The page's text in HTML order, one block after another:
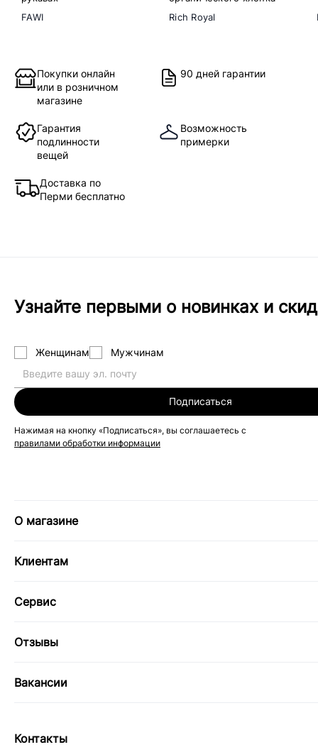
FAWI
Rich Royal
Покупки онлайн
или в розничном
магазине
90 дней гарантии
Гарантия
подлинности
вещей
Возможность
примерки
Доставка по
Перми бесплатно
Узнайте первыми о новинках и
Женщинам Мужчинам
Подписаться
Нажимая на кнопку «Подписаться», вы соглашаетесь с
правилами обработки информации
О магазине
Клиентам
Сервис
Отзывы
Вакансии
Контакты